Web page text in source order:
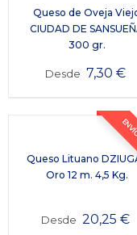
Queso de Oveja
CIUDAD DE
300 gr.
Desde 7,30 €
Queso Lituano
Oro 12 m. 4,5 Kg.
Desde 20,25 €